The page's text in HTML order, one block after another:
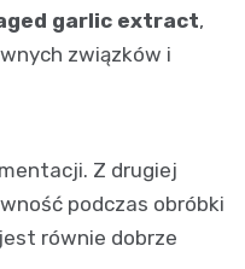
garlic extract,
związków i
Z drugiej
podczas obróbki
równie dobrze